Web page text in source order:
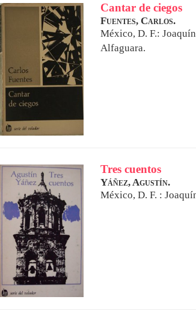
Cantar de ciegos
Fuentes, Carlos.
México, D. F.:
Alfaguara.
Tres cuentos
Yáñez, Agustín.
México, D. F. :